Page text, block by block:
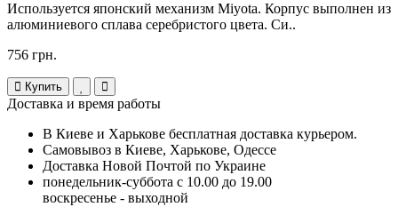
Используется японский механизм Miyota. Корпус выполнен из
алюминиевого сплава серебристого цвета. Си..
756 грн.
Купить
Доставка и время работы
В Киеве и Харькове бесплатная доставка курьером.
Самовывоз в Киеве, Харькове, Одессе
Доставка Новой Почтой по Украине
понедельник-суббота с 10.00 до 19.00
воскресенье - выходной